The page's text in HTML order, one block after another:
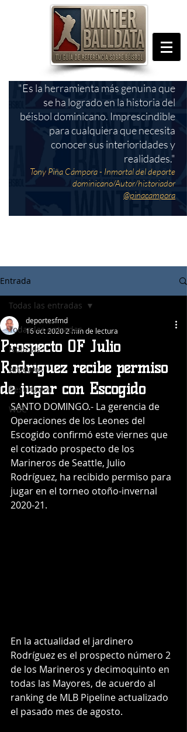
"Es la herramienta más genuina que
se ha logrado en la historia del
béisbol dominicano. Imprescindible
para cualquiera que necesita
conocer sus interioridades y
realidades."
Tony Piña Cámpora - Inmortal del deporte
dominicano/Autor/historiador
@pinacampora
Entrada
Todas las entradas
Noticias
Articulos
Resultados
WBC
Todas las entradas
Prospecto OF Julio
Rodríguez recibe permiso
de jugar con Escogido
deportesfmd
16 oct 20202 min de lectura
SANTO DOMINGO.- La gerencia de
Operaciones de los Leones del
Escogido confirmó este viernes que
el cotizado prospecto de los
Marineros de Seattle, Julio
Rodríguez, ha recibido permiso para
jugar en el torneo otoño-invernal
2020-21.
En la actualidad el jardinero
Rodríguez es el prospecto número 2
de los Marineros y decimoquinto en
todas las Mayores, de acuerdo al
ranking de MLB Pipeline actualizado
el pasado mes de agosto.